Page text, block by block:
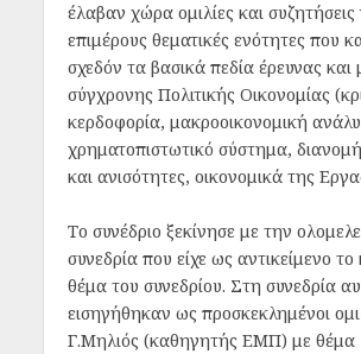
έλαβαν χώρα ομιλίες και συζητήσεις
επιμέρους θεματικές ενότητες που
σχεδόν τα βασικά πεδία έρευνας και
σύγχρονης Πολιτικής Οικονομίας
κερδοφορία, μακροοικονομική
χρηματοπιστωτικό σύστημα,
και ανισότητες, οικονομικά της
Το συνέδριο ξεκίνησε με την
συνεδρία που είχε ως αντικείμενο το
θέμα του συνεδρίου. Στη συνεδρία
εισηγήθηκαν ως προσκεκλημένοι
Γ.Μηλιός (καθηγητής ΕΜΠ) με θέμα